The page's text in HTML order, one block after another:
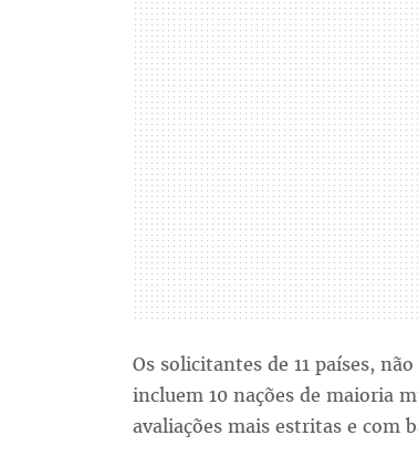
Os solicitantes de 11 países,
incluem 10 nações de maioria
avaliações mais estritas e com